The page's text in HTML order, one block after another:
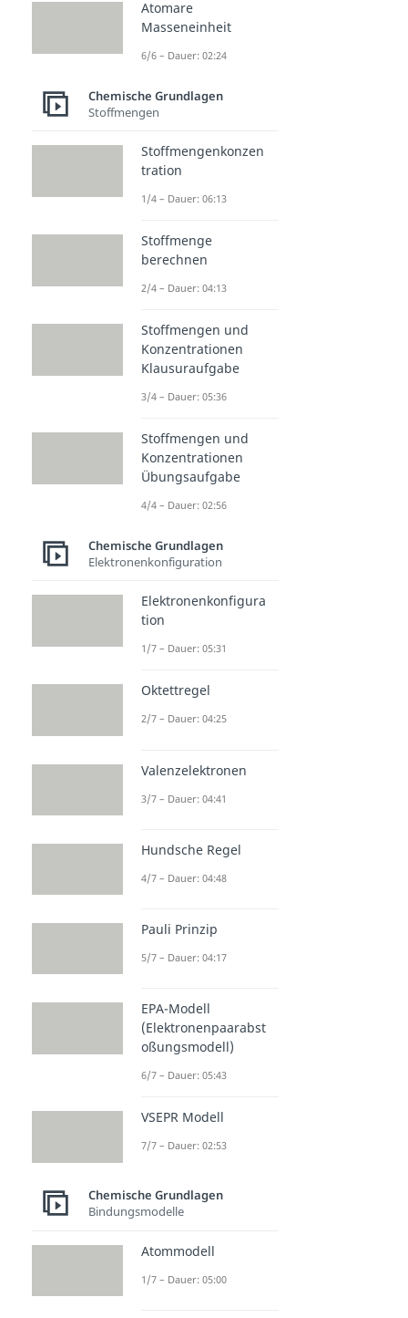
Atomare
Masseneinheit
6/6 – Dauer: 02:24
Chemische Grundlagen
Stoffmengen
Stoffmengenkonzen
tration
1/4 – Dauer: 06:13
Stoffmenge
berechnen
2/4 – Dauer: 04:13
Stoffmengen und
Konzentrationen
Klausuraufgabe
3/4 – Dauer: 05:36
Stoffmengen und
Konzentrationen
Übungsaufgabe
4/4 – Dauer: 02:56
Chemische Grundlagen
Elektronenkonfiguration
Elektronenkonfigura
tion
1/7 – Dauer: 05:31
Oktettregel
2/7 – Dauer: 04:25
Valenzelektronen
3/7 – Dauer: 04:41
Hundsche Regel
4/7 – Dauer: 04:48
Pauli Prinzip
5/7 – Dauer: 04:17
EPA-Modell
(Elektronenpaarabst
oßungsmodell)
6/7 – Dauer: 05:43
VSEPR Modell
7/7 – Dauer: 02:53
Chemische Grundlagen
Bindungsmodelle
Atommodell
1/7 – Dauer: 05:00